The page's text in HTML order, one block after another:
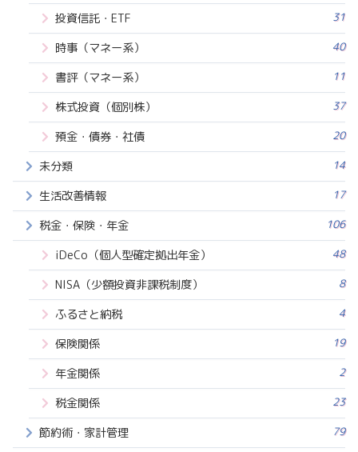
投資信託・ETF 31
時事（マネー系） 40
書評（マネー系） 11
株式投資（個別株） 37
預金・債券・社債 20
未分類 14
生活改善情報 17
税金・保険・年金 106
iDeCo（個人型確定拠出年金） 48
NISA（少額投資非課税制度） 8
ふるさと納税 4
保険関係 19
年金関係 2
税金関係 23
節約術・家計管理 79